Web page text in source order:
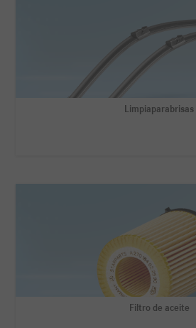
Limpiaparabrisas
Filtro de aceite